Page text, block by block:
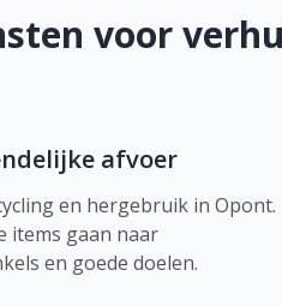
voor
afvoer
en hergebruik in Opont.
items gaan naar
en goede doelen.